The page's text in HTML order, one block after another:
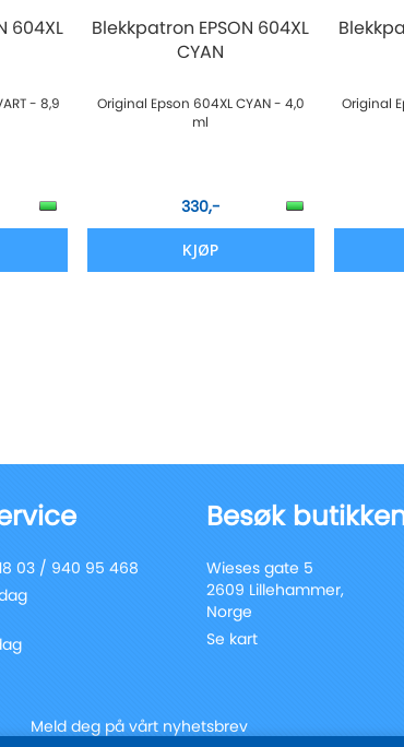
604XL
- 8,9
Blekkpatron EPSON 604XL
CYAN
Original Epson 604XL CYAN - 4,0
ml
330,-
KJØP
Original
03 / 940 95 468
Besøk
Wieses gate 5
2609 Lillehammer,
Norge
Se kart
Meld deg på vårt nyhetsbrev